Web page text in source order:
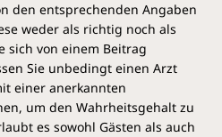
den entsprechenden Angaben
weder als richtig noch als
sich von einem Beitrag
Sie unbedingt einen Arzt
einer anerkannten
um den Wahrheitsgehalt zu
es sowohl Gästen als auch